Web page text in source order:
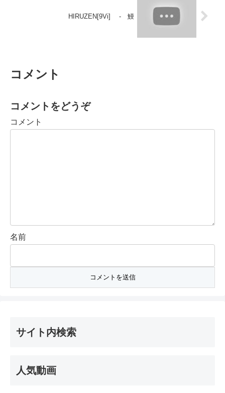
HIRUZEN[9Vi] - 鰻
コメント
コメントをどうぞ
コメント
名前
サイト内検索
人気動画